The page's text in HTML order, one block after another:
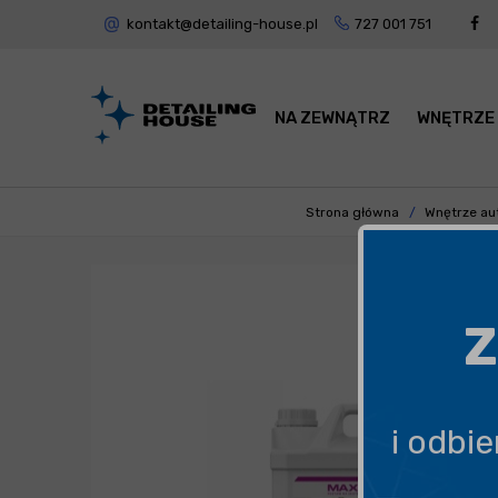
kontakt@detailing-house.pl 727 001 751
NA ZEWNĄTRZ WNĘTRZE
Strona główna Wnętrze
i